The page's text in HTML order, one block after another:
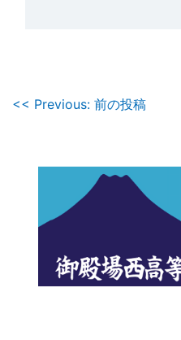
投
<< Previous: 前の投稿